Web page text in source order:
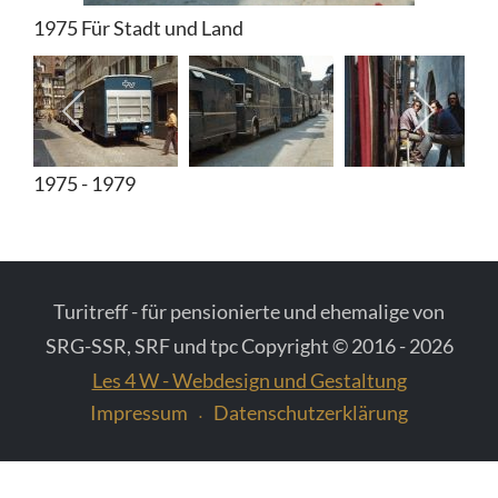
1975 Für Stadt und Land
1975 - 1979
Turitreff - für pensionierte und ehemalige von
SRG-SSR, SRF und tpc Copyright © 2016 - 2026
Les 4 W - Webdesign und Gestaltung
Impressum
Datenschutzerklärung
Fotos vom Schweizer Fernsehen